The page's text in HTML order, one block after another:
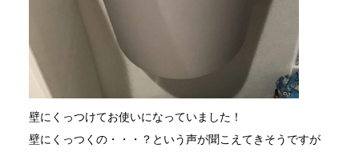
壁にくっつけてお使いになっていました！
壁にくっつくの・・・？という声が聞こえてきそうですが